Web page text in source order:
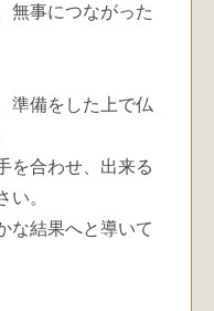
無事につながった
準備をした上で仏
を合わせ、出来る
い。
な結果へと導いて